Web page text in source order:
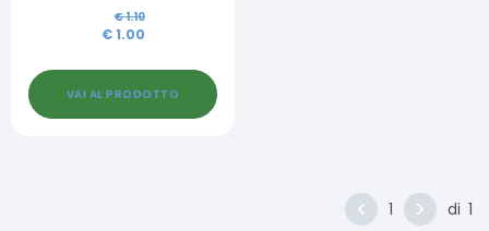
€1.10
€1.00
VAI AL PRODOTTO
1 di 1